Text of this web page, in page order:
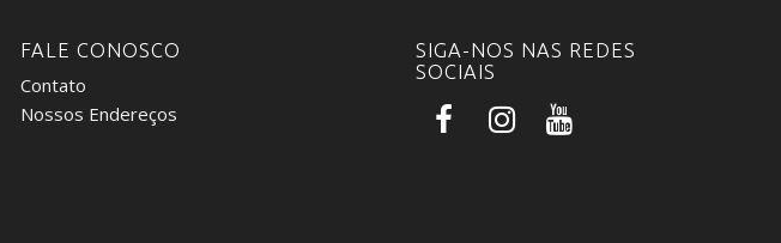
FALE CONOSCO
Contato
Nossos Endereços
SIGA-NOS NAS REDES
SOCIAIS